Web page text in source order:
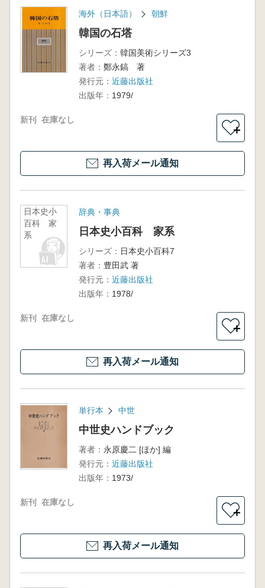
海外（日本語） 朝鮮
韓国の石塔
シリーズ： 韓国美術シリーズ3
著者： 鄭永鎬 著
発行元： 近藤出版社
出版年： 1979/
新刊 在庫なし
＋
再入荷メール通知
日本史小
百科 家
系
辞典・事典
日本史小百科 家系
シリーズ： 日本史小百科7
著者： 豊田武 著
発行元： 近藤出版社
出版年： 1978/
新刊 在庫なし
＋
再入荷メール通知
単行本 中世
中世史ハンドブック
著者： 永原慶二 [ほか] 編
発行元： 近藤出版社
出版年： 1973/
新刊 在庫なし
＋
再入荷メール通知